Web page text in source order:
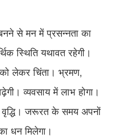
से मन में प्रसन्नता का
स्थिति यथावत रहेगी।
लेकर चिंता। भ्रमण,
व्यवसाय में लाभ होगा।
जरूरत के समय अपनों
धन मिलेगा।